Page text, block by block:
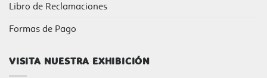
Libro de Reclamaciones
Formas de Pago
VISITA NUESTRA EXHIBICIÓN